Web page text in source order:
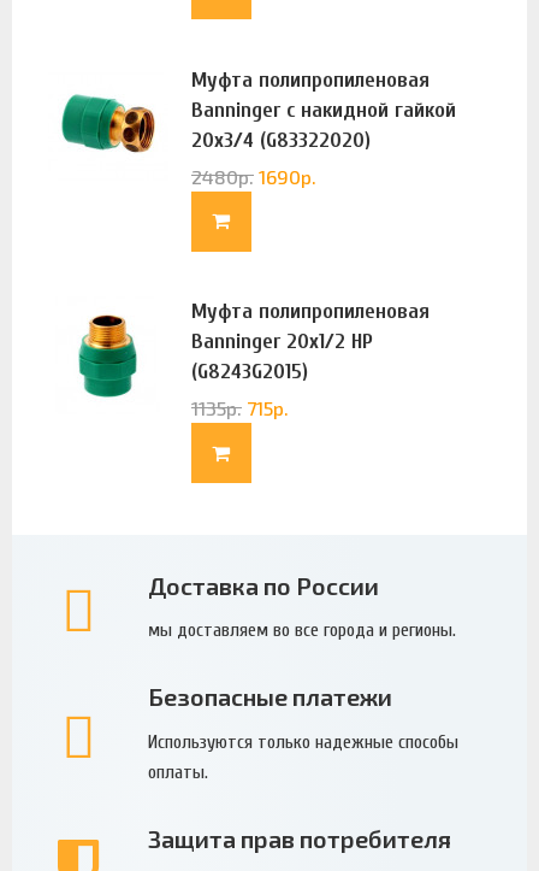
Муфта полипропиленовая
Banninger с накидной гайкой
20х3/4 (G83322020)
2480р. 1690р.
Муфта полипропиленовая
Banninger 20х1/2 НР
(G8243G2015)
1135р. 715р.
Доставка по России
мы доставляем во все города и регионы.
Безопасные платежи
Используются только надежные способы
оплаты.
Защита прав потребителя